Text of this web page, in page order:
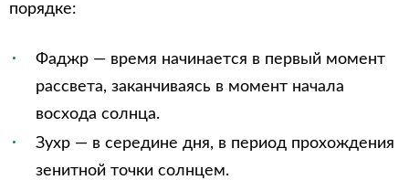
порядке:
Фаджр — время начинается в первый момент
рассвета, заканчиваясь в момент начала
восхода солнца.
Зухр — в середине дня, в период прохождения
зенитной точки солнцем.